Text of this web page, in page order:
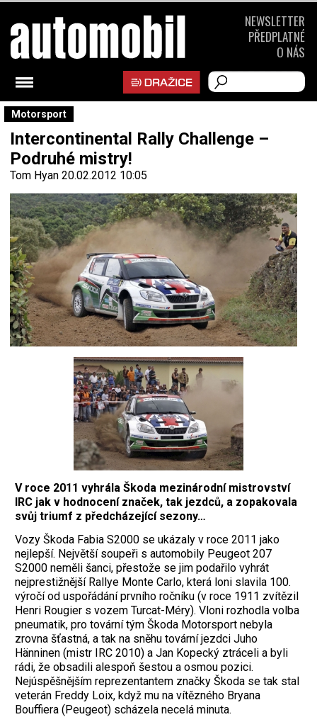
Motorsport
Intercontinental Rally Challenge –
Podruhé mistry!
Tom Hyan 20.02.2012 10:05
V roce 2011 vyhrála Škoda mezinárodní mistrovství
IRC jak v hodnocení značek, tak jezdců, a zopakovala
svůj triumf z předcházející sezony…
Vozy Škoda Fabia S2000 se ukázaly v roce 2011 jako
nejlepší. Největší soupeři s automobily Peugeot 207
S2000 neměli šanci, přes­tože se jim podařilo vyhrát
nejprestižnější Rallye Monte Carlo, která loni slavila 100.
výročí od uspořádání prvního ročníku (v roce 1911 zvítězil
Henri ­Rougier s vozem Turcat-Méry). Vloni rozhodla volba
pneumatik, pro tovární tým Škoda Motorsport nebyla
zrovna šťastná, a tak na sněhu tovární jezdci Juho
Hänninen (mistr IRC 2010) a Jan Kopecký ztráceli a byli
rádi, že obsadili alespoň šestou a osmou pozici.
Nejúspěšnějším reprezentantem značky Škoda se tak stal
veterán Freddy Loix, když mu na vítězného Bryana
Bouffiera (Peugeot) scházela necelá minuta.
NEWSLETTER
PŘEDPLATNÉ
O NÁS